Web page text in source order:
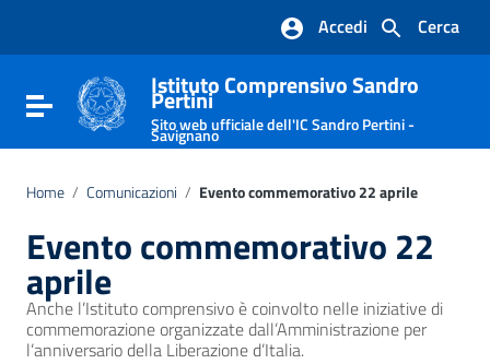
Vai al footer
Cerca
Accedi
Attiva / disattiva la navigazione
Istituto Comprensivo Sandro
Pertini
Sito web ufficiale dell'IC Sandro Pertini -
Savignano
Home / Comunicazioni / Evento commemorativo 22 aprile
Evento commemorativo 22
aprile
Anche l’Istituto comprensivo è coinvolto nelle iniziative di
commemorazione organizzate dall’Amministrazione per
l’anniversario della Liberazione d’Italia.